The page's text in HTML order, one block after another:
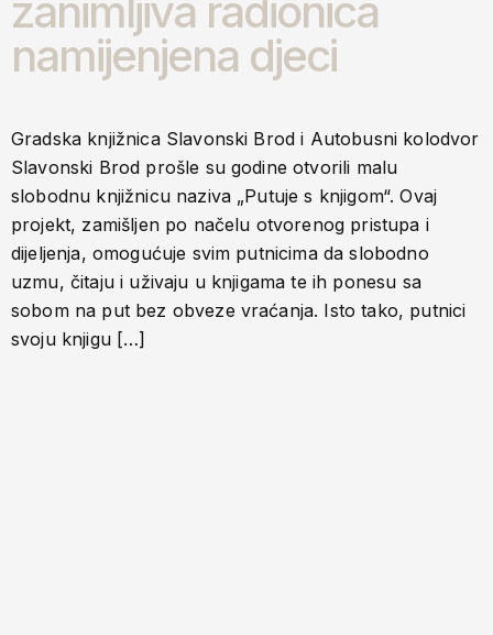
zanimljiva radionica
namijenjena djeci
Gradska knjižnica Slavonski Brod i Autobusni kolodvor
Slavonski Brod prošle su godine otvorili malu
slobodnu knjižnicu naziva „Putuje s knjigom“. Ovaj
projekt, zamišljen po načelu otvorenog pristupa i
dijeljenja, omogućuje svim putnicima da slobodno
uzmu, čitaju i uživaju u knjigama te ih ponesu sa
sobom na put bez obveze vraćanja. Isto tako, putnici
svoju knjigu […]